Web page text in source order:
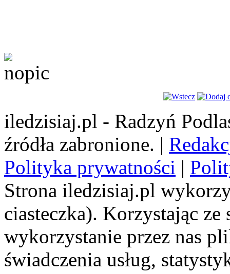
iledzisiaj.pl - Radzyń
źródła zabronione. |
Polityka prywatności |
Strona iledzisiaj.pl
ciasteczka). Korzystając
wykorzystanie przez nas
świadczenia usług,